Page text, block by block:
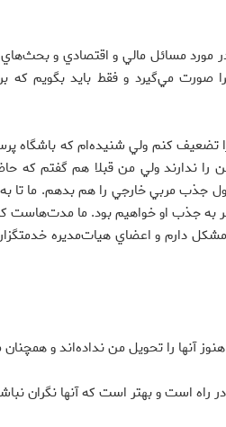
مورد مسائل مالي و اقتصادي و
مي‌گيرد و فقط بايد بگويم كه
تضعيف كنم ولي شنيده‌ام كه باشگاه
را ندارند ولي من قبلا هم گفتم كه
جذب مربي خارجي را هم بدهم. ما تا به
به جذب او خواهيم بود. ما مدت‌هاست
دارم و اعضاي هيات‌مديره
آنها را تحويل من نداده‌اند و همچنان
است و بهتر است كه آنها نگران